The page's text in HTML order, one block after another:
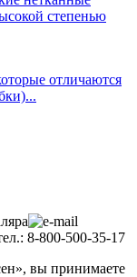
степенью
отличаются
8-800-500-35-17
вы принимаете